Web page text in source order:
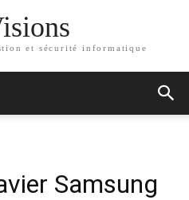
et sécurité informatique
Samsung